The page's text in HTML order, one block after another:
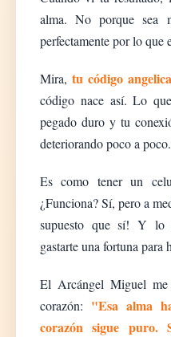
alma. No porque sea
perfectamente por lo que
Mira, tu código
código nace así. Lo
pegado duro y tu
deteriorando poco a poco.
Es como tener un
¿Funciona? Sí, pero a
supuesto que sí! Y lo
gastarte una fortuna para
El Arcángel Miguel
corazón: "Esa alma
corazón sigue puro.